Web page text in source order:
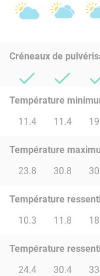
Créneaux de
Température
11.4
11.4
Température
23.8
30.8
Température
10.3
11.8
Température
24.4
30.4